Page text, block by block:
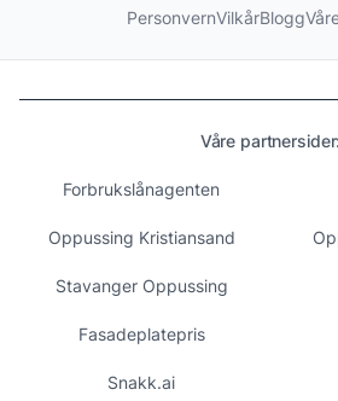
PersonvernVilkårBlogg
Våre partnersider:
Forbrukslånagenten
Oppussing Kristiansand
Stavanger Oppussing
Fasadeplatepris
Snakk.ai